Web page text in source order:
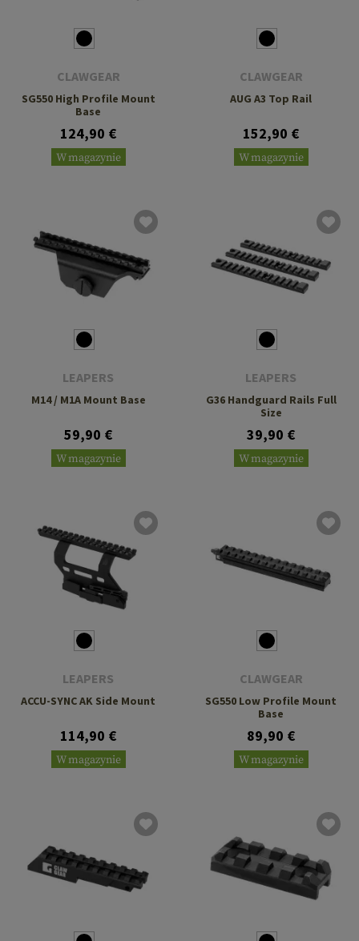
CLAWGEAR
SG550 High Profile Mount
Base
124,90 €
W magazynie
CLAWGEAR
AUG A3 Top Rail
152,90 €
W magazynie
LEAPERS
M14 / M1A Mount Base
59,90 €
W magazynie
LEAPERS
G36 Handguard Rails Full
Size
39,90 €
W magazynie
LEAPERS
ACCU-SYNC AK Side Mount
114,90 €
W magazynie
CLAWGEAR
SG550 Low Profile Mount
Base
89,90 €
W magazynie